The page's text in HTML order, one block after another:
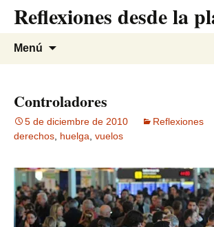
contenido
Reflexiones desde la
Menú
Controladores
5 de diciembre de 2010 Reflexiones
derechos huelga vuelos